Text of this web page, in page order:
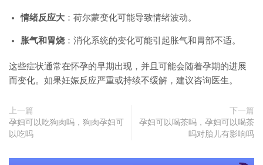
情绪反应大 ：荷尔蒙变化可能导致情绪波动。
胀气和胃烧 ：消化系统的变化可能引起胀气和胃部不适。
这些症状通常在怀孕的早期出现，并且可能会随着孕期的进展
而变化。如果妊娠反应严重或持续不缓解，建议咨询医生。
上一篇
孕妇可以吃狗肉吗，狗肉孕妇可
以吃吗
下一篇
孕妇可以喝茶吗，孕妇可以喝茶
吗对胎儿有影响吗